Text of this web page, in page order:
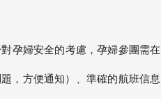
孕婦安全的考慮，孕婦參團需在
，方便通知）、準確的航班信息